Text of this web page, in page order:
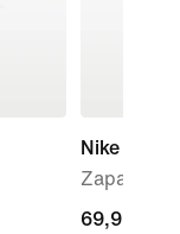
Nike Force
Zapatillas
69,99 €
69,99 €